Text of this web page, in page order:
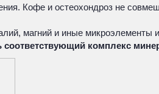
Кофе и остеохондроз не
магний и иные микроэлементы
комплекс